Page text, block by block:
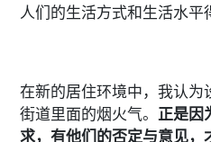
人们的生活方式和生活水平
在新的居住环境中，我认为
街道里面的烟火气。 正是因
求，有他们的否定与意见，